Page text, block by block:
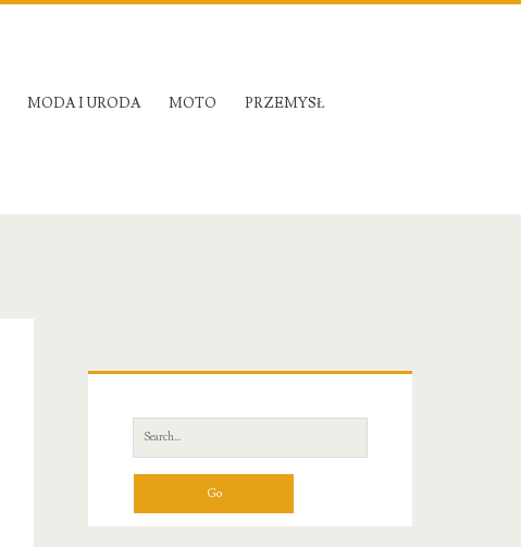
MODA I URODA MOTO PRZEMYSŁ
Sidebar
Search
for: